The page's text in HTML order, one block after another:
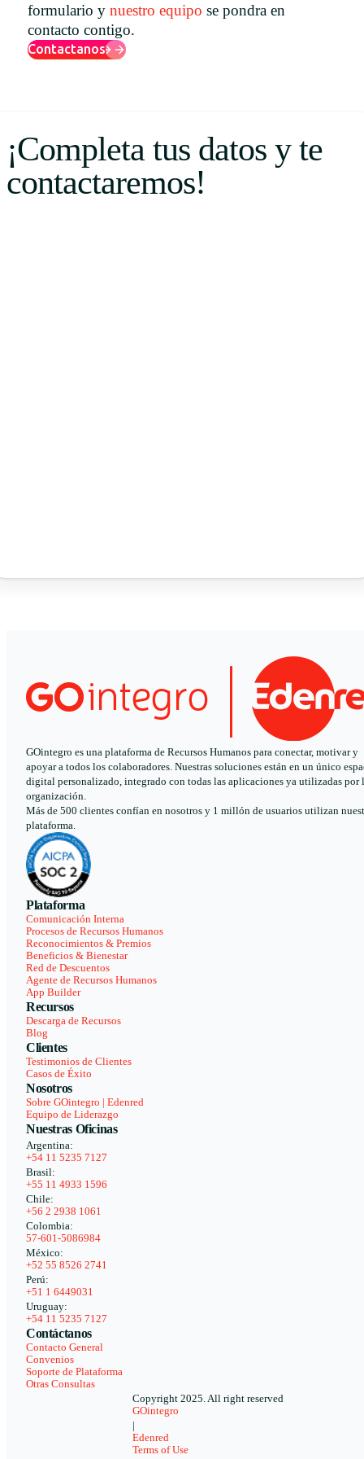
Uruguay
USA
English
Português
formulario y nuestro equipo se pondra en
contacto contigo.
Contactanos
¡Completa tus datos y te
contactaremos!
GOintegro es una plataforma de Recursos Humanos para conectar, motivar y
apoyar a todos los colaboradores. Nuestras soluciones están en un único
digital personalizado, integrado con todas las aplicaciones ya utilizadas por
organización.
Más de 500 clientes confían en nosotros y 1 millón de usuarios utilizan
plataforma.
Plataforma
Comunicación Interna
Procesos de Recursos Humanos
Reconocimientos & Premios
Beneficios & Bienestar
Red de Descuentos
Agente de Recursos Humanos
App Builder
Recursos
Descarga de Recursos
Blog
Clientes
Testimonios de Clientes
Casos de Éxito
Nosotros
Sobre GOintegro | Edenred
Equipo de Liderazgo
Nuestras Oficinas
Argentina:
+54 11 5235 7127
Brasil:
+55 11 4933 1596
Chile:
+56 2 2938 1061
Colombia:
57-601-5086984
México:
+52 55 8526 2741
Perú:
+51 1 6449031
Uruguay:
+54 11 5235 7127
Contáctanos
Contacto General
Convenios
Soporte de Plataforma
Otras Consultas
Copyright 2025. All right reserved
GOintegro
Edenred
Terms of Use